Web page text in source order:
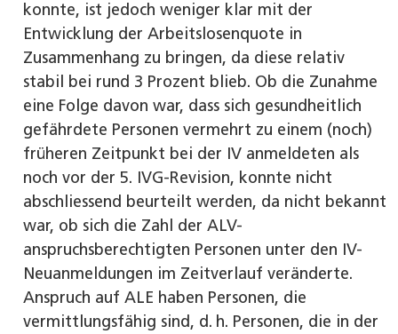
konnte, ist jedoch weniger klar mit der
Entwicklung der Arbeitslosenquote in
Zusammenhang zu bringen, da diese relativ
stabil bei rund 3 Prozent blieb. Ob die Zunahme
eine Folge davon war, dass sich gesundheitlich
gefährdete Personen vermehrt zu einem (noch)
früheren Zeitpunkt bei der IV anmeldeten als
noch vor der 5. IVG-Revision, konnte nicht
abschliessend beurteilt werden, da nicht bekannt
war, ob sich die Zahl der ALV-
anspruchsberechtigten Personen unter den IV-
Neuanmeldungen im Zeitverlauf veränderte.
Anspruch auf ALE haben Personen, die
vermittlungsfähig sind, d. h. Personen, die in der